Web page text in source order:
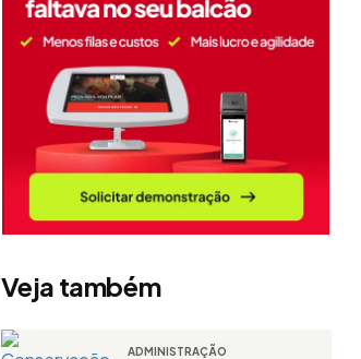
Veja também
ADMINISTRAÇÃO